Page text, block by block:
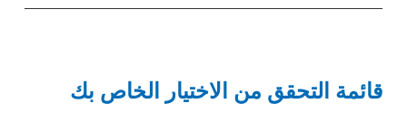
قائمة التحقق من الاختيار الخاص بك